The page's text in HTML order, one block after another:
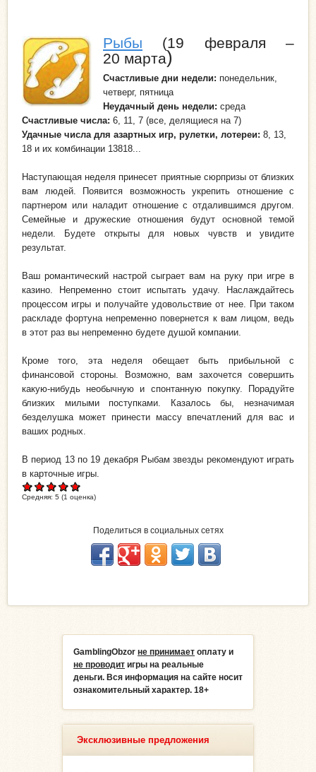
Рыбы (19 февраля –
20 марта)
Счастливые дни недели: понедельник,
четверг, пятница
Неудачный день недели: среда
Счастливые числа: 6, 11, 7 (все, делящиеся на 7)
Удачные числа для азартных игр, рулетки, лотереи: 8, 13,
18 и их комбинации 13818...
Наступающая неделя принесет приятные сюрпризы от близких
вам людей. Появится возможность укрепить отношение с
партнером или наладит отношение с отдалившимся другом.
Семейные и дружеские отношения будут основной темой
недели. Будете открыты для новых чувств и увидите
результат.
Ваш романтический настрой сыграет вам на руку при игре в
казино. Непременно стоит испытать удачу. Наслаждайтесь
процессом игры и получайте удовольствие от нее. При таком
раскладе фортуна непременно повернется к вам лицом, ведь
в этот раз вы непременно будете душой компании.
Кроме того, эта неделя обещает быть прибыльной с
финансовой стороны. Возможно, вам захочется совершить
какую-нибудь необычную и спонтанную покупку. Порадуйте
близких милыми поступками. Казалось бы, незначимая
безделушка может принести массу впечатлений для вас и
ваших родных.
В период 13 по 19 декабря Рыбам звезды рекомендуют играть
в карточные игры.
Средняя: 5 (1 оценка)
Поделиться в социальных сетях
GamblingObzor не принимает оплату и
не проводит игры на реальные
деньги. Вся информация на сайте носит
ознакомительный характер. 18+
Эксклюзивные предложения